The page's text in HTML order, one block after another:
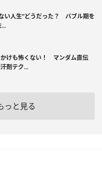
い人生”どうだった？ バブル期を
けも怖くない！ マンダム直伝
剤テク...
っと見る